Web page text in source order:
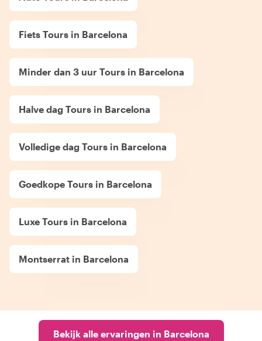
Fiets Tours in Barcelona
Minder dan 3 uur Tours in Barcelona
Halve dag Tours in Barcelona
Volledige dag Tours in Barcelona
Goedkope Tours in Barcelona
Luxe Tours in Barcelona
Montserrat in Barcelona
Bekijk alle ervaringen in Barcelona